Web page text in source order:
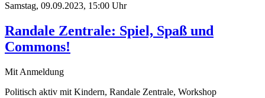
Samstag, 09.09.2023, 15:00 Uhr
Randale Zentrale: Spiel, Spaß und
Commons!
Mit Anmeldung
Politisch aktiv mit Kindern, Randale Zentrale, Workshop